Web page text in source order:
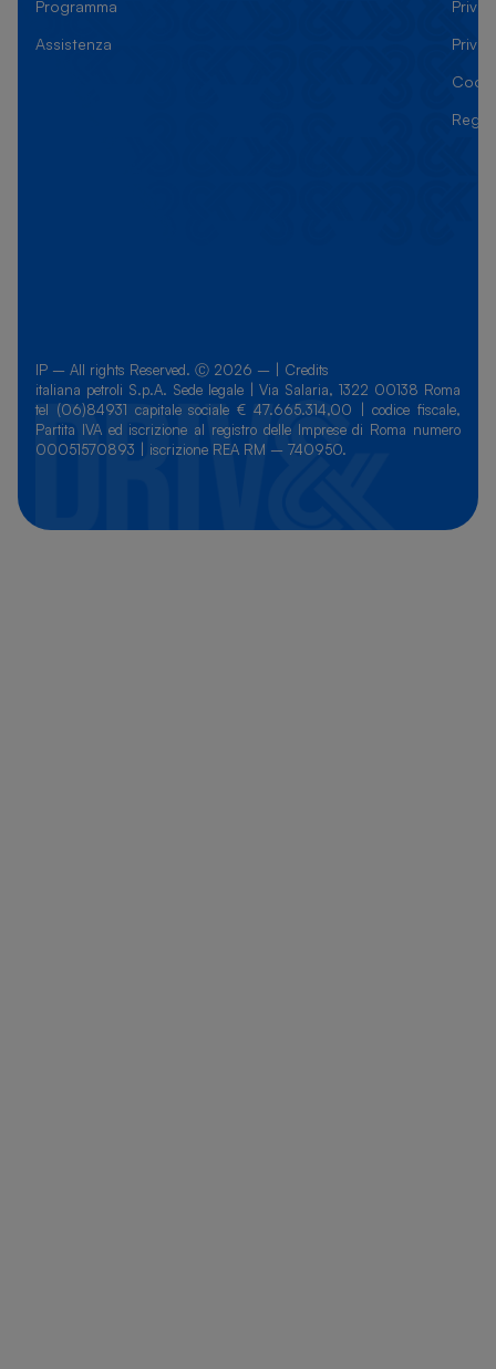
Programma
Assistenza
IP – All rights Reserved. Ⓒ 2026 – | Credits
italiana petroli S.p.A. Sede legale | Via Salaria, 1322 00138 Roma
tel (06)84931 capitale sociale € 47.665.314,00 | codice fiscale,
Partita IVA ed iscrizione al registro delle Imprese di Roma numero
00051570893 | iscrizione REA RM – 740950.